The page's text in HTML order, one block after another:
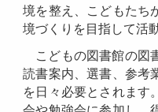
境を整え、こどもたち
境づくりを目指して活
こどもの図書館の図
読書案内、選書、参考
を日々必要とされます